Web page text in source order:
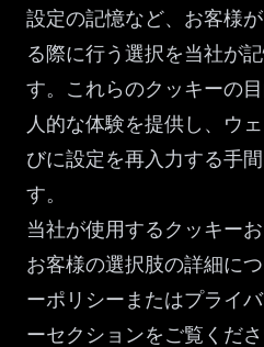
設定の記憶など、お客様
る際に行う選択を当社が
す。これらのクッキーの
人的な体験を提供し、ウ
びに設定を再入力する手
す。
当社が使用するクッキー
お客様の選択肢の詳細に
ーポリシーまたはプライ
ーセクションをご覧くださ